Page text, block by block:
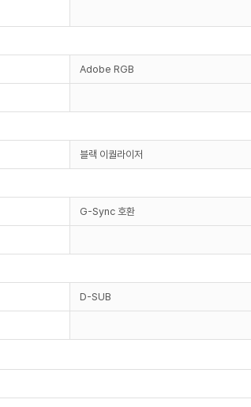
Adobe RGB
블랙 이퀄라이저
G-Sync 호환
D-SUB